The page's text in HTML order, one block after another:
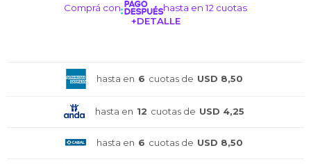
Comprá con
hasta en 12 cuotas
+DETALLE
hasta en 6 cuotas de USD 8,50
hasta en 12 cuotas de USD 4,25
hasta en 6 cuotas de USD 8,50